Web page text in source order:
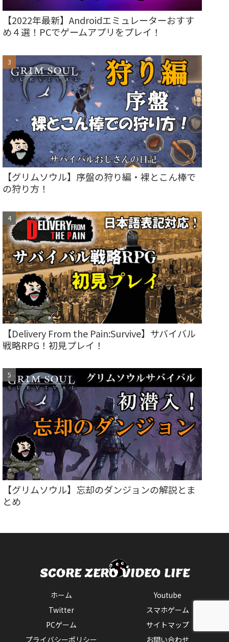
【2022年最新】Androidエミュレーターおすす
め４選！PCでゲームアプリをプレイ！
【グリムソウル】序盤の狩り編・裸とこん棒で
の狩り方！
【Delivery From the Pain:Survive】サバイバル
戦略RPG！初見プレイ！
【グリムソウル】忘却のダンジョンの解説とま
とめ
ホーム
Youtube
Twitter
スマホゲーム
PCゲーム
サイトマップ
プライバシーポリシー
お問い合わせ